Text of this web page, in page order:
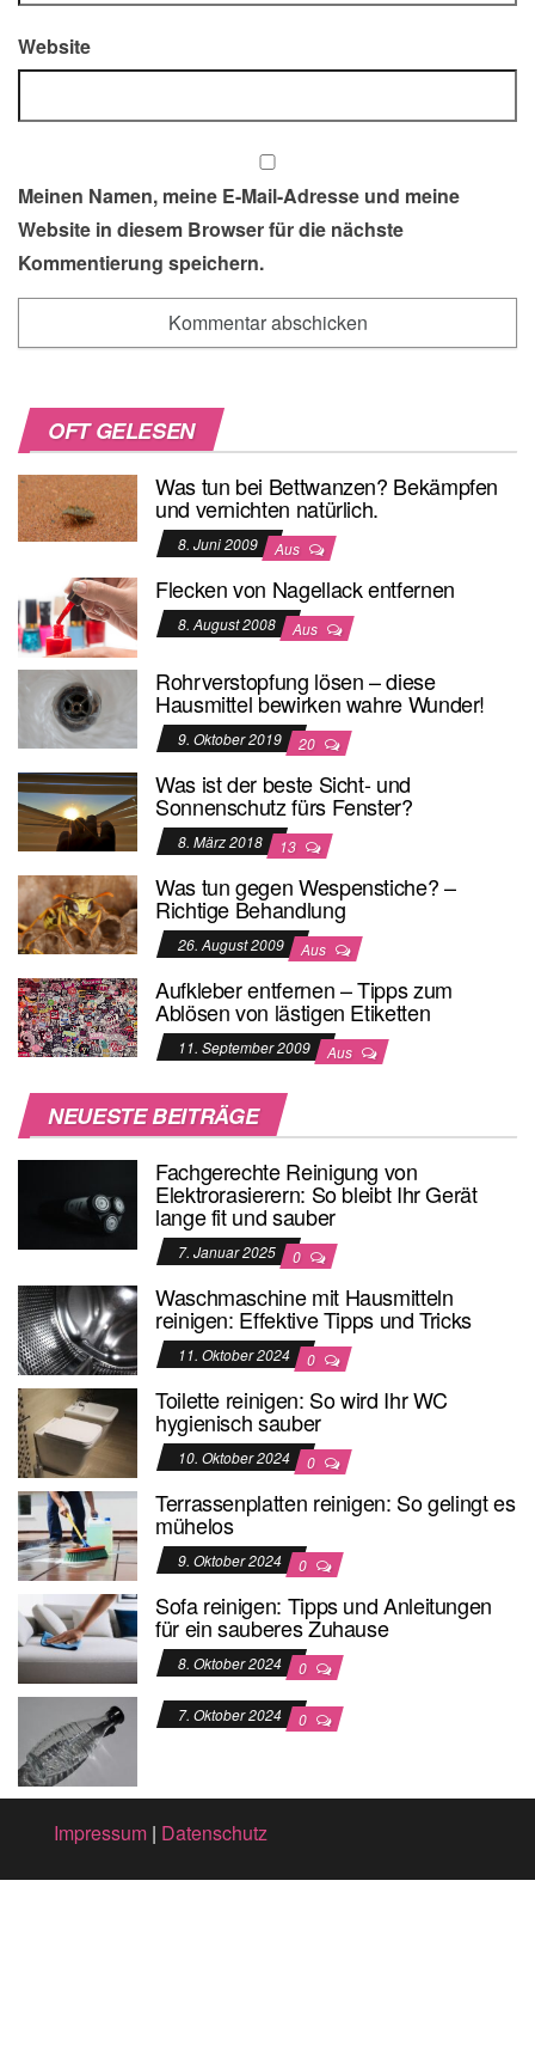
Website
Meinen Namen, meine E-Mail-Adresse und meine
Website in diesem Browser für die nächste
Kommentierung speichern.
OFT GELESEN
Was tun bei Bettwanzen? Bekämpfen
und vernichten natürlich.
8. Juni 2009 Aus
Flecken von Nagellack entfernen
8. August 2008 Aus
Rohrverstopfung lösen – diese
Hausmittel bewirken wahre Wunder!
9. Oktober 2019 20
Was ist der beste Sicht- und
Sonnenschutz fürs Fenster?
8. März 2018 13
Was tun gegen Wespenstiche? –
Richtige Behandlung
26. August 2009 Aus
Aufkleber entfernen – Tipps zum
Ablösen von lästigen Etiketten
11. September 2009 Aus
NEUESTE BEITRÄGE
Fachgerechte Reinigung von
Elektrorasierern: So bleibt Ihr Gerät
lange fit und sauber
7. Januar 2025 0
Waschmaschine mit Hausmitteln
reinigen: Effektive Tipps und Tricks
11. Oktober 2024 0
Toilette reinigen: So wird Ihr WC
hygienisch sauber
10. Oktober 2024 0
Terrassenplatten reinigen: So gelingt es
mühelos
9. Oktober 2024 0
Sofa reinigen: Tipps und Anleitungen
für ein sauberes Zuhause
8. Oktober 2024 0
7. Oktober 2024 0
Impressum | Datenschutz